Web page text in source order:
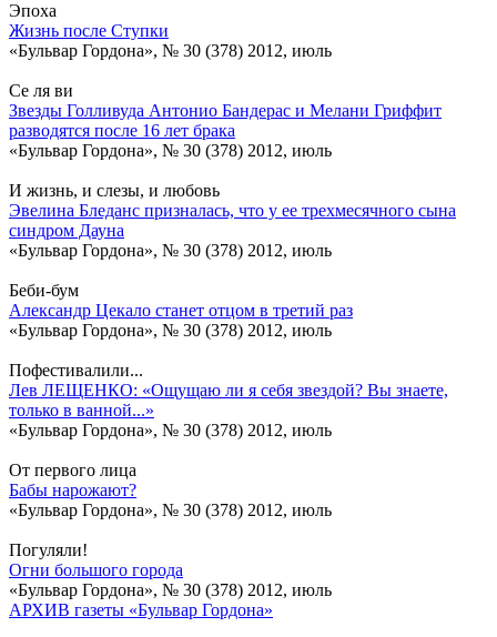
Эпоха
Жизнь после Ступки
«Бульвар Гордона», № 30 (378) 2012, июль
Се ля ви
Звезды Голливуда Антонио Бандерас и Мелани Гриффит
разводятся после 16 лет брака
«Бульвар Гордона», № 30 (378) 2012, июль
И жизнь, и слезы, и любовь
Эвелина Бледанс призналась, что у ее трехмесячного сына
синдром Дауна
«Бульвар Гордона», № 30 (378) 2012, июль
Беби-бум
Александр Цекало станет отцом в третий раз
«Бульвар Гордона», № 30 (378) 2012, июль
Пофестивалили...
Лев ЛЕЩЕНКО: «Ощущаю ли я себя звездой? Вы знаете,
только в ванной...»
«Бульвар Гордона», № 30 (378) 2012, июль
От первого лица
Бабы нарожают?
«Бульвар Гордона», № 30 (378) 2012, июль
Погуляли!
Огни большого города
«Бульвар Гордона», № 30 (378) 2012, июль
АРХИВ газеты «Бульвар Гордона»